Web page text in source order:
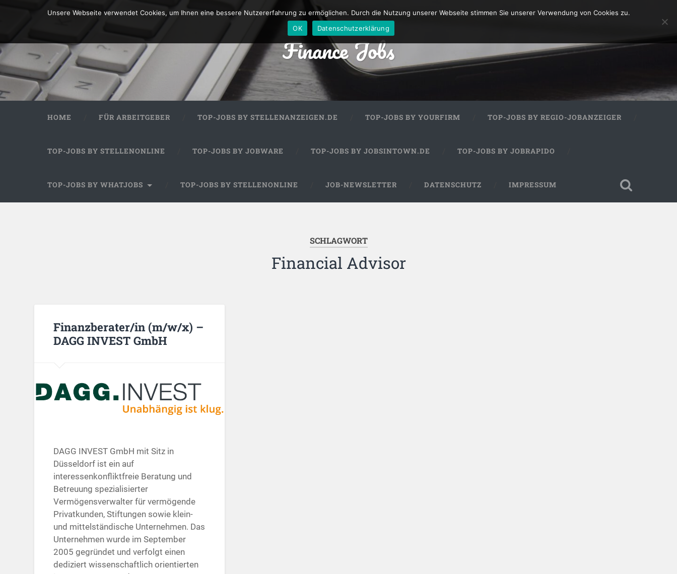
Finance Jobs
HOME FÜR ARBEITGEBER TOP-JOBS BY STELLENANZEIGEN.DE TOP-JOBS BY YOURFIRM TOP-JOBS BY REGIO-JOBANZEIGER
TOP-JOBS BY STELLENONLINE TOP-JOBS BY JOBWARE TOP-JOBS BY JOBSINTOWN.DE TOP-JOBS BY JOBRAPIDO
TOP-JOBS BY WHATJOBS TOP-JOBS BY STELLENONLINE JOB-NEWSLETTER DATENSCHUTZ IMPRESSUM
SCHLAGWORT
Financial Advisor
Finanzberater/in (m/w/x) –
DAGG INVEST GmbH
DAGG INVEST GmbH mit Sitz in
Düsseldorf ist ein auf
interessenkonfliktfreie Beratung und
Betreuung spezialisierter
Vermögensverwalter für vermögende
Privatkunden, Stiftungen sowie klein-
und mittelständische Unternehmen. Das
Unternehmen wurde im September
2005 gegründet und verfolgt einen
dediziert wissenschaftlich orientierten
Unsere Webseite verwendet Cookies, um Ihnen eine bessere Nutzererfahrung zu ermöglichen. Durch die Nutzung unserer Webseite stimmen Sie unserer Verwendung von Cookies zu.
OK
Datenschutzerklärung